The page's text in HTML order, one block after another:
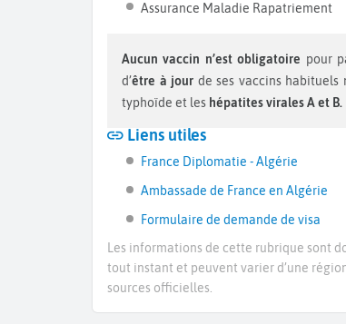
Assurance Maladie Rapatriement
Aucun vaccin n’est obligatoire pour
d’être à jour de ses vaccins habituels
typhoïde et les hépatites virales A et B.
Liens utiles
France Diplomatie - Algérie
Ambassade de France en Algérie
Formulaire de demande de visa
Les informations de cette rubrique sont
tout instant et peuvent varier d’une
sources officielles.